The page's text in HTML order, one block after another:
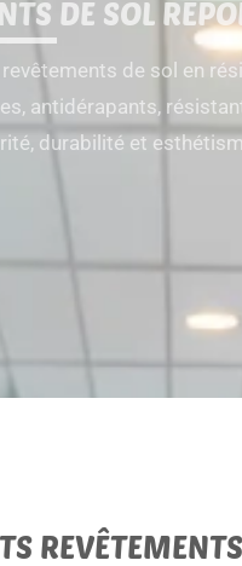
DE SOL
de sol en
antidérapants,
durabilité et